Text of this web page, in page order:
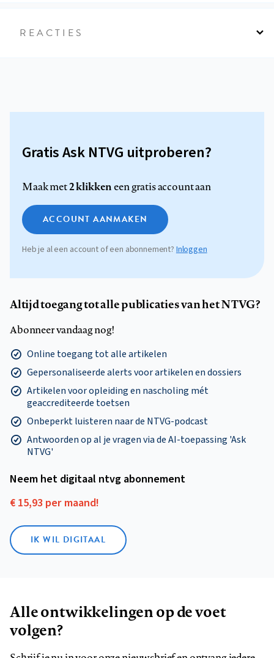
REACTIES
Gratis Ask NTVG uitproberen?
Maak met2 klikkeneen gratis account aan
ACCOUNT AANMAKEN
Heb je al een account of een abonnement?Inloggen
Altijd toegang tot alle publicaties van het NTVG?
Abonneer vandaag nog!
Online toegang tot alle artikelen
Gepersonaliseerde alerts voor artikelen en dossiers
Artikelen voor opleiding en nascholing mét
geaccrediteerde toetsen
Onbeperkt luisteren naar de NTVG-podcast
Antwoorden op al je vragen via de AI-toepassing 'Ask
NTVG'
Neem het digitaal ntvg abonnement
€ 15,93 per maand!
IK WIL DIGITAAL
Alle ontwikkelingen op de voet
volgen?